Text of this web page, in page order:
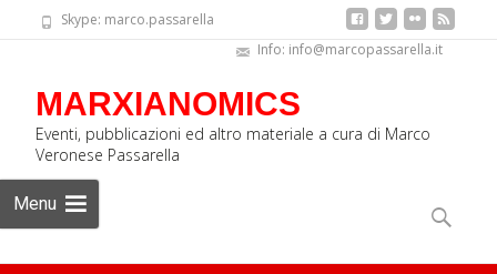
Skype: marco.passarella
Info: info@marcopassarella.it
MARXIANOMICS
Eventi, pubblicazioni ed altro materiale a cura di Marco
Veronese Passarella
Menu
to
content
Ricerca